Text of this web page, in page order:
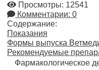
Просмотры: 12541
Комментарии: 0
Содержание:
Показания
Формы выпуска
Рекомендуемые
Фармакологическое